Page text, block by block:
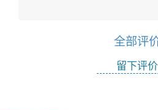
全部评
留下评价